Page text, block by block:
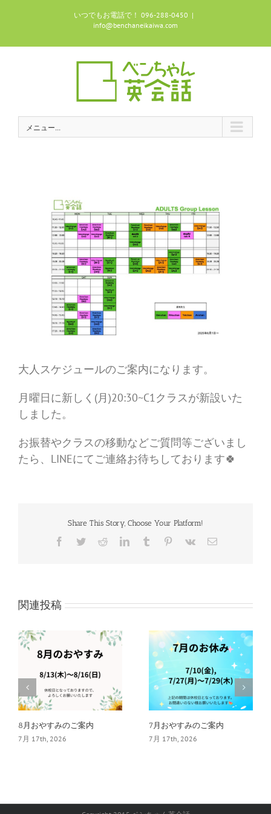
いつでもお電話で！ 096-288-0450 |
info@benchaneikaiwa.com
メニュー...
大人スケジュールのご案内になります。
月曜日に新しく(月)20:30~C1クラスが新設いた
しました。
お振替やクラスの移動などご質問等ございまし
たら、LINEにてご連絡お待ちしております🍀
Share This Story, Choose Your Platform!
Facebook
TwitterRedditLinkedInTumblr Pinterest
Vk
電
関連投稿
8月おやすみのご案内
7月 17th, 2026
7月おやすみのご案内
7月 17th, 2026